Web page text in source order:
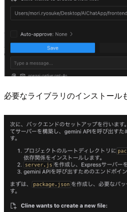
必要なライブラリのインストール